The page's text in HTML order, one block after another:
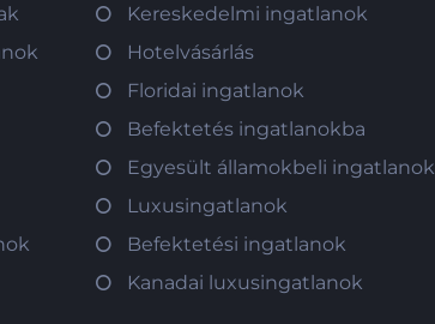
Kereskedelmi ingatlanok
Hotelvásárlás
Floridai ingatlanok
Befektetés ingatlanokba
Egyesült államokbeli ingatlanok
Luxusingatlanok
Befektetési ingatlanok
Kanadai luxusingatlanok